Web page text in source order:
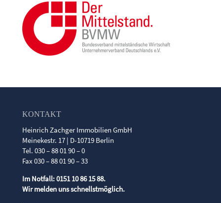
KONTAKT
Heinrich Zachger Immobilien GmbH
Meinekestr. 17 | D-10719 Berlin
Tel. 030 – 88 01 90 – 0
Fax 030 – 88 01 90 – 33
Im Notfall: 0151 10 86 15 88.
Wir melden uns schnellstmöglich.